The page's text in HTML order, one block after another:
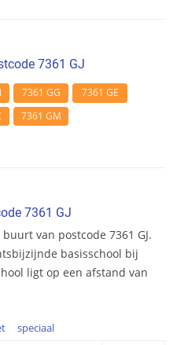
7361 GJ
7361 GG
7361 GE
7361 GM
7361 GJ
van postcode 7361 GJ.
basisschool bij
ligt op een afstand van
speciaal